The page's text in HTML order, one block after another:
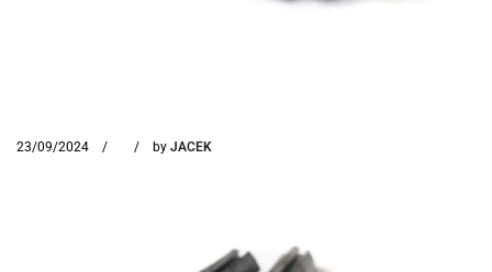
23/09/2024 by JACEK